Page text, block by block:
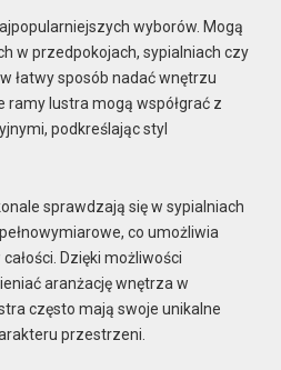
wyborów. Mogą
w przedpokojach, sypialniach czy
łatwy sposób nadać wnętrzu
ramy lustra mogą współgrać z
podkreślając styl
sprawdzają się w sypialniach
co umożliwia
Dzięki możliwości
aranżację wnętrza w
często mają swoje unikalne
przestrzeni.